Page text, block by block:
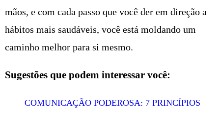
mãos, e com cada passo que você der em direção a
hábitos mais saudáveis, você está moldando um
caminho melhor para si mesmo.
Sugestões que podem interessar você:
COMUNICAÇÃO PODEROSA: 7 PRINCÍPIOS